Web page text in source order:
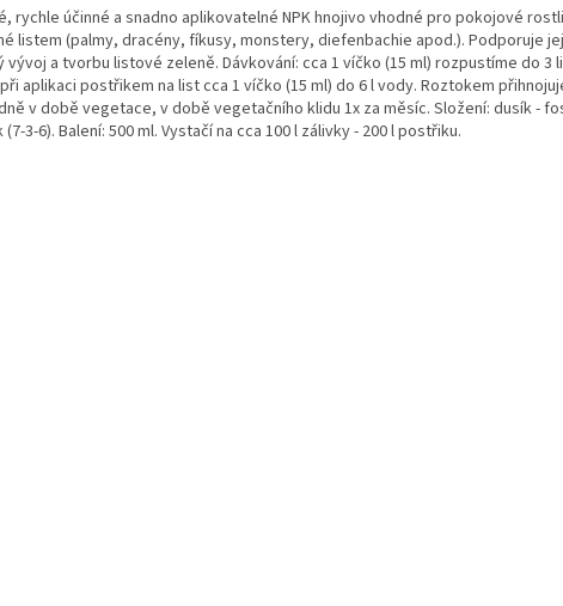
rychle účinné a snadno aplikovatelné NPK hnojivo vhodné pro pokojové
listem (palmy, dracény, fíkusy, monstery, diefenbachie apod.). Podporuje
vývoj a tvorbu listové zeleně. Dávkování: cca 1 víčko (15 ml) rozpustíme do 3
aplikaci postřikem na list cca 1 víčko (15 ml) do 6 l vody. Roztokem
v době vegetace, v době vegetačního klidu 1x za měsíc. Složení: dusík -
3-6). Balení: 500 ml. Vystačí na cca 100 l zálivky - 200 l postřiku.